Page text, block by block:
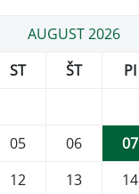
AUGUST 2026
ST ŠT PI
05 06 07
12 13 14